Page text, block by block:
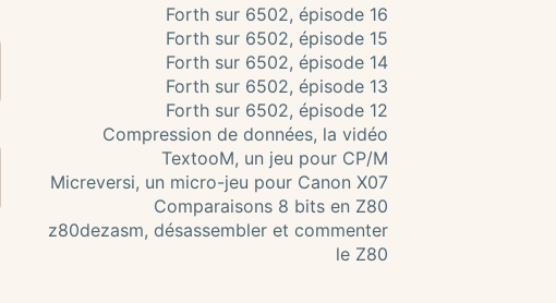
Forth sur 6502, épisode 16
Forth sur 6502, épisode 15
Forth sur 6502, épisode 14
Forth sur 6502, épisode 13
Forth sur 6502, épisode 12
Compression de données, la vidéo
TextooM, un jeu pour CP/M
Micreversi, un micro-jeu pour Canon X07
Comparaisons 8 bits en Z80
z80dezasm, désassembler et commenter
le Z80